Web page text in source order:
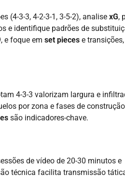
(4-3-3, 4-2-3-1, 3-5-2), analise xG,
e identifique padrões de
e foque em set pieces e
4-3-3 valorizam largura e
por zona e fases de
são indicadores-chave.
de vídeo de 20-30 minutos e
técnica facilita transmissão